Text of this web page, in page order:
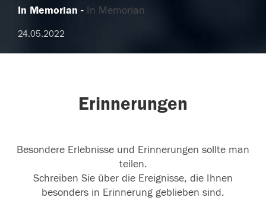
In Memorian In Memorian
24.05.2022
Erinnerungen
Besondere Erlebnisse und Erinnerungen sollte man
teilen.
Schreiben Sie über die Ereignisse, die Ihnen
besonders in Erinnerung geblieben sind.